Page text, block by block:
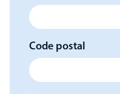
Code postal